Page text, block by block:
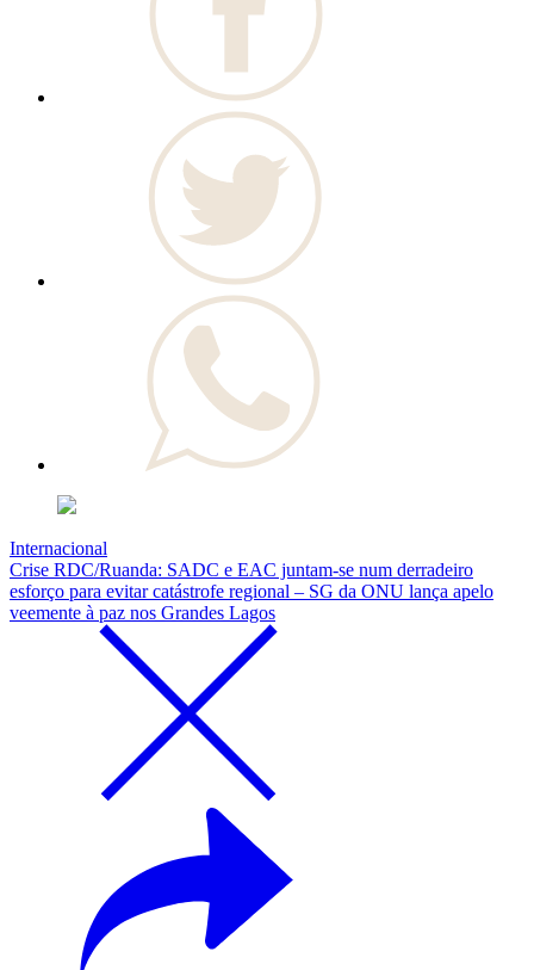
Internacional
Crise RDC/Ruanda: SADC e EAC juntam-se num derradeiro
esforço para evitar catástrofe regional – SG da ONU lança apelo
veemente à paz nos Grandes Lagos